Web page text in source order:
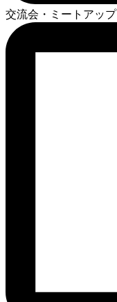
交流会・ミートアップ